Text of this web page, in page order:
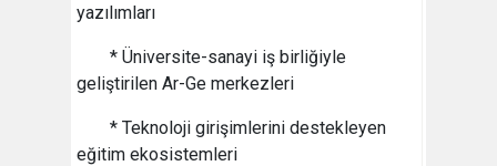
yazılımları
* Üniversite-sanayi iş birliğiyle
geliştirilen Ar-Ge merkezleri
* Teknoloji girişimlerini destekleyen
eğitim ekosistemleri